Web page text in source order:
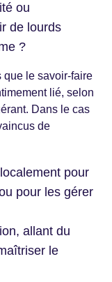
ou
de lourds
?
que le savoir-faire
lié, selon
Dans le cas
de
pour
pour les gérer
allant du
le